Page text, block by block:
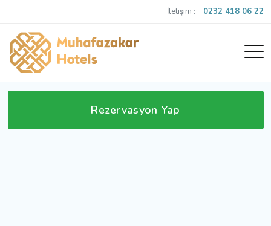
İletişim : 0232 418 06 22
Rezervasyon Yap